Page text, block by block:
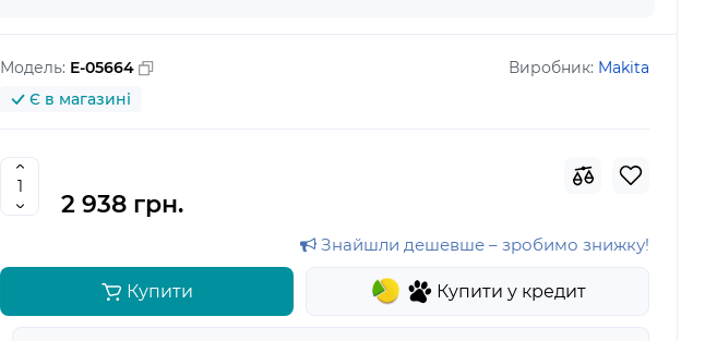
Модель: E-05664 Виробник: Makita
Є в магазині
2 938 грн.
Знайшли дешевше – зробимо знижку!
Купити Купити у кредит